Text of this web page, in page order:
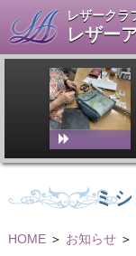
レザークラ
レザー
ミ
HOME＞ お知らせ＞